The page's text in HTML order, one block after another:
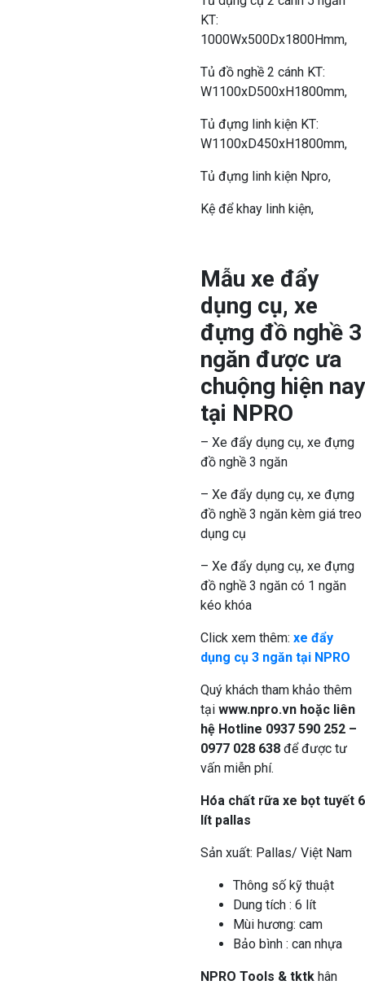
KT:
1000Wx500Dx1800Hmm,
Tủ đồ nghề 2 cánh KT:
W1100xD500xH1800mm,
Tủ đựng linh kiện KT:
W1100xD450xH1800mm,
Tủ đựng linh kiện Npro,
Kệ để khay linh kiện,
Mẫu xe đẩy
dụng cụ, xe
đựng đồ nghề 3
ngăn được ưa
chuộng hiện nay
tại NPRO
– Xe đẩy dụng cụ, xe đựng
đồ nghề 3 ngăn
– Xe đẩy dụng cụ, xe đựng
đồ nghề 3 ngăn kèm giá treo
dụng cụ
– Xe đẩy dụng cụ, xe đựng
đồ nghề 3 ngăn có 1 ngăn
kéo khóa
Click xem thêm: xe đẩy
dụng cụ 3 ngăn tại NPRO
Quý khách tham khảo thêm
tại www.npro.vn hoặc liên
hệ Hotline 0937 590 252 –
0977 028 638 để được tư
vấn miễn phí.
Hóa chất rữa xe bọt tuyết 6
lít pallas
Sản xuất: Pallas/ Việt Nam
Thông số kỹ thuật
Dung tích : 6 lít
Mùi hương: cam
Bảo bình : can nhựa
NPRO Tools & tktk hân